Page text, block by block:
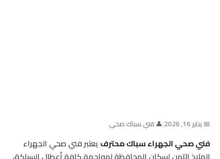
📅 يناير 16, 2026 |👤 فني سباك صحي
فني صحي الجهراء سباك محترفيعتبر فني صحي الجهراء